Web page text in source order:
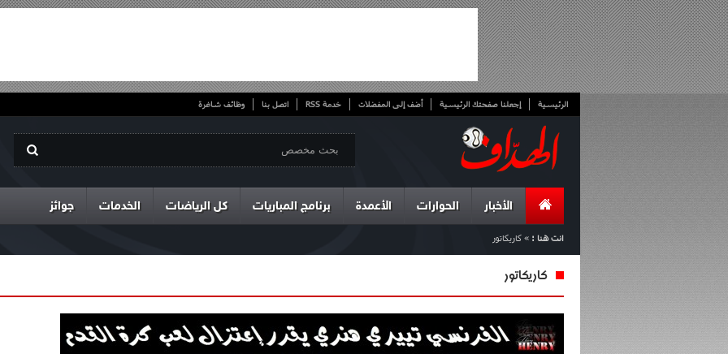
الرئيسية إجعلنا صفحتك الرئيسية أضف إلى المفضلات خدمة RSS اتصل بنا وظائف شاغرة
الأخبار الحوارات الأعمدة برنامج المباريات كل الرياضات الخدمات جوائز
انت هنا : » كاريكاتور
كاريكاتور